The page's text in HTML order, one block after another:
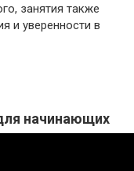
занятия также
и уверенности в
начинающих